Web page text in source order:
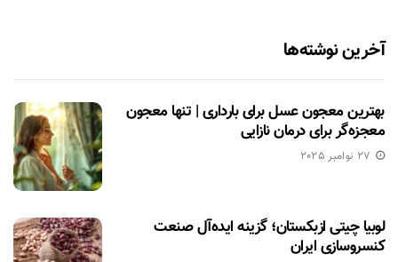
آخرین نوشته‌ها
بهترین معجون عسل برای بارداری | تنها معجون
معجزه‌گر برای درمان نازایی
27 نوامبر 2025
لوبیا چیتی ازبکستان؛ گزینه ایده‌آل صنعت
کنسروسازی ایران